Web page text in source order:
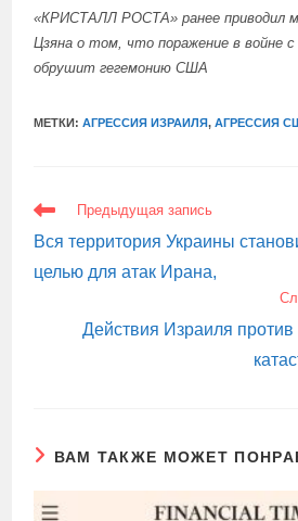
«КРИСТАЛЛ РОСТА»ранее приводил
Цзяна о том, что поражение в войне
обрушит гегемонию США
МЕТКИ:АГРЕССИЯ ИЗРАИЛЯ, АГРЕССИЯ
ЕЩЕ
СТАТЬИ
Предыдущая запись
Вся территория Украины
целью для атак Ирана,
Действия Израиля
ВАМ ТАКЖЕ МОЖЕТ